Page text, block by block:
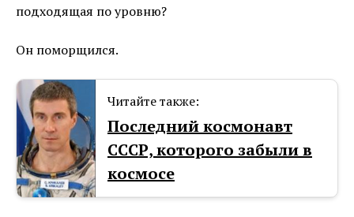
подходящая по уровню?
Он поморщился.
Читайте также:
Последний космонавт
СССР, которого забыли в
космосе